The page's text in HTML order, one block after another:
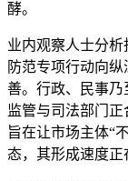
酵。
业内观察人士分
防范专项行动向
善。行政、民事
监管与司法部门
旨在让市场主体“
态，其形成速度正